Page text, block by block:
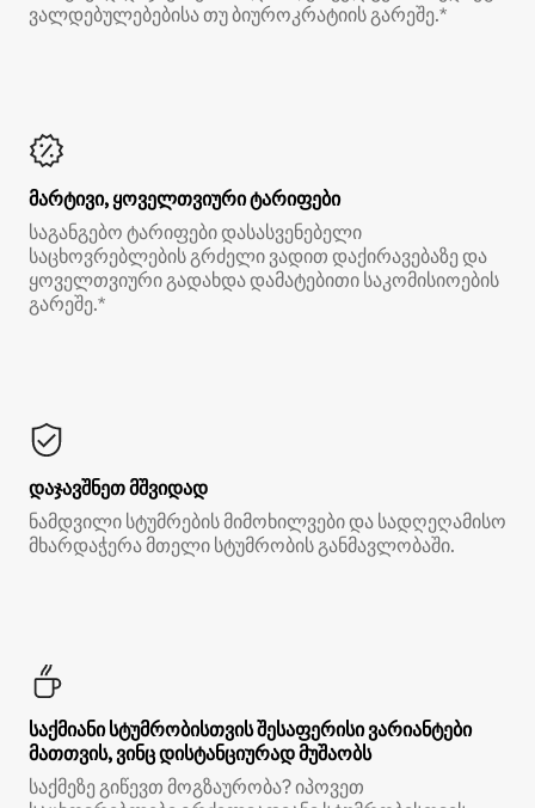
ვალდებულებებისა თუ ბიუროკრატიის გარეშე.*
მარტივი, ყოველთვიური ტარიფები
საგანგებო ტარიფები დასასვენებელი
საცხოვრებლების გრძელი ვადით დაქირავებაზე და
ყოველთვიური გადახდა დამატებითი საკომისიოების
გარეშე.*
დაჯავშნეთ მშვიდად
ნამდვილი სტუმრების მიმოხილვები და სადღეღამისო
მხარდაჭერა მთელი სტუმრობის განმავლობაში.
საქმიანი სტუმრობისთვის შესაფერისი ვარიანტები
მათთვის, ვინც დისტანციურად მუშაობს
საქმეზე გიწევთ მოგზაურობა? იპოვეთ